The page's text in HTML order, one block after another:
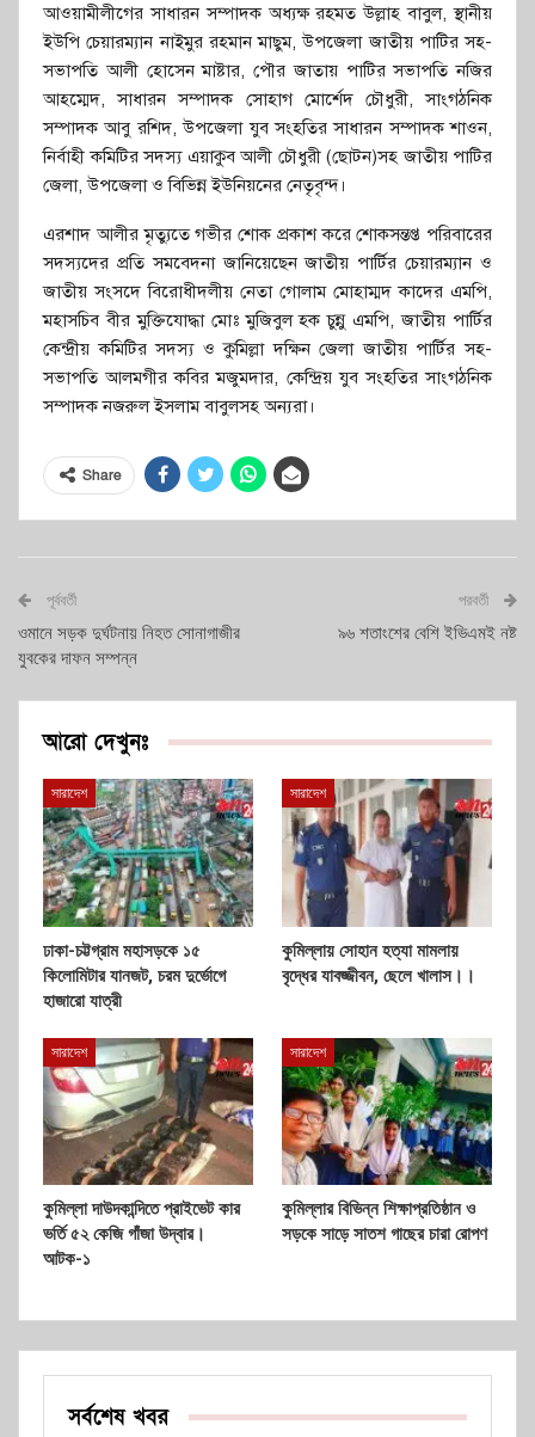
আওয়ামীলীগের সাধারন সম্পাদক অধ্যক্ষ রহমত উল্লাহ বাবুল, স্থানীয়
ইউপি চেয়ারম্যান নাইমুর রহমান মাছুম, উপজেলা জাতীয় পাটির সহ-
সভাপতি আলী হোসেন মাষ্টার, পৌর জাতায় পাটির সভাপতি নজির
আহম্মেদ, সাধারন সম্পাদক সোহাগ মোর্শেদ চৌধুরী, সাংগঠনিক
সম্পাদক আবু রশিদ, উপজেলা যুব সংহতির সাধারন সম্পাদক শাওন,
নির্বাহী কমিটির সদস্য এয়াকুব আলী চৌধুরী (ছোটন)সহ জাতীয় পাটির
জেলা, উপজেলা ও বিভিন্ন ইউনিয়নের নেতৃবৃন্দ।
এরশাদ আলীর মৃত্যুতে গভীর শোক প্রকাশ করে শোকসন্তপ্ত পরিবারের
সদস্যদের প্রতি সমবেদনা জানিয়েছেন জাতীয় পার্টির চেয়ারম্যান ও
জাতীয় সংসদে বিরোধীদলীয় নেতা গোলাম মোহাম্মদ কাদের এমপি,
মহাসচিব বীর মুক্তিযোদ্ধা মোঃ মুজিবুল হক চুন্নু এমপি, জাতীয় পার্টির
কেন্দ্রীয় কমিটির সদস্য ও কুমিল্লা দক্ষিন জেলা জাতীয় পার্টির সহ-
সভাপতি আলমগীর কবির মজুমদার, কেন্দ্রিয় যুব সংহতির সাংগঠনিক
সম্পাদক নজরুল ইসলাম বাবুলসহ অন্যরা।
Share
পূর্ববর্তী
ওমানে সড়ক দুর্ঘটনায় নিহত সোনাগাজীর
যুবকের দাফন সম্পন্ন
পরবর্তী
৯৬ শতাংশের বেশি ইভিএমই নষ্ট
আরো দেখুনঃ
সারাদেশ
ঢাকা-চট্টগ্রাম মহাসড়কে ১৫
কিলোমিটার যানজট, চরম দুর্ভোগে
হাজারো যাত্রী
সারাদেশ
কুমিল্লায় সোহান হত্যা মামলায়
বৃদ্ধের যাবজ্জীবন, ছেলে খালাস।।
সারাদেশ
কুমিল্লা দাউদকান্দিতে প্রাইভেট কার
ভর্তি ৫২ কেজি গাঁজা উদ্বার।
আটক-১
সারাদেশ
কুমিল্লার বিভিন্ন শিক্ষাপ্রতিষ্ঠান ও
সড়কে সাড়ে সাতশ গাছের চারা রোপণ
সর্বশেষ খবর